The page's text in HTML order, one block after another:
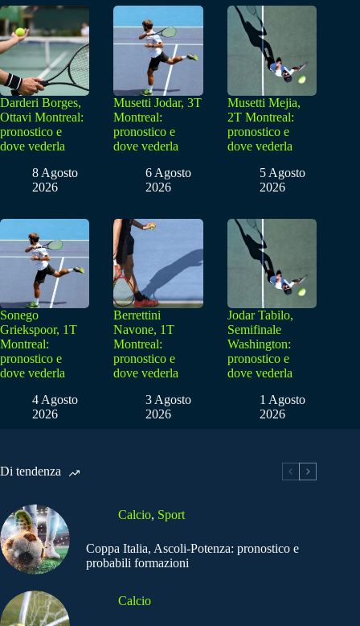
Darderi Borges,
Ottavi Montreal:
pronostico e
dove vederla
8 Agosto
2026
Musetti Jodar, 3T
Montreal:
pronostico e
dove vederla
6 Agosto
2026
Musetti Mejia,
2T Montreal:
pronostico e
dove vederla
5 Agosto
2026
Sonego
Griekspoor, 1T
Montreal:
pronostico e
dove vederla
4 Agosto
2026
Berrettini
Navone, 1T
Montreal:
pronostico e
dove vederla
3 Agosto
2026
Jodar Tabilo,
Semifinale
Washington:
pronostico e
dove vederla
1 Agosto
2026
Di tendenza
Calcio, Sport
Coppa Italia, Ascoli-Potenza: pronostico e
probabili formazioni
Calcio